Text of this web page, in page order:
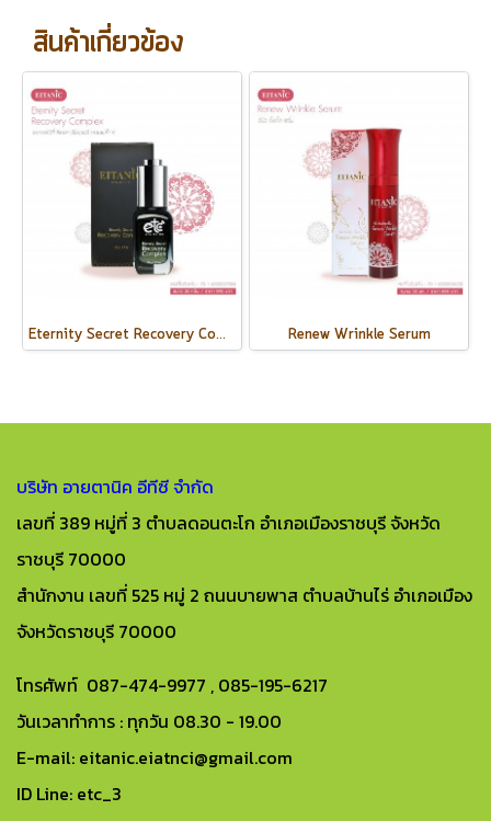
สินค้าเกี่ยวข้อง
Eternity Secret Recovery Complex Renew Wrinkle Serum
บริษัท อายตานิค อีทีซี จำกัด
เลขที่ 389 หมู่ที่ 3 ตำบลดอนตะโก อำเภอเมืองราชบุรี จังหวัด
ราชบุรี 70000
สำนักงาน เลขที่ 525 หมู่ 2 ถนนบายพาส ตำบลบ้านไร่ อำเภอเมือง
จังหวัดราชบุรี 70000
โทรศัพท์ 087-474-9977 , 085-195-6217
วันเวลาทำการ : ทุกวัน 08.30 - 19.00
E-mail: eitanic.eiatnci@gmail.com
ID Line: etc_3